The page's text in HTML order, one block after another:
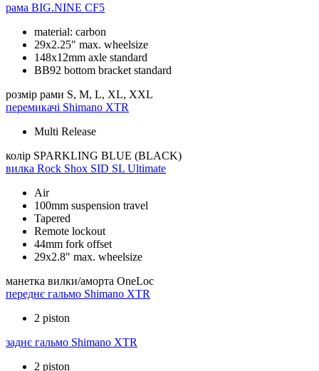
рама BIG.NINE CF5
material: carbon
29x2.25" max. wheelsize
148x12mm axle standard
BB92 bottom bracket standard
розмір рами S, M, L, XL, XXL
перемикачі Shimano XTR
Multi Release
колір SPARKLING BLUE (BLACK)
вилка Rock Shox SID SL Ultimate
Air
100mm suspension travel
Tapered
Remote lockout
44mm fork offset
29x2.8" max. wheelsize
манетка вилки/аморта OneLoc
переднє гальмо Shimano XTR
2 piston
заднє гальмо Shimano XTR
2 piston